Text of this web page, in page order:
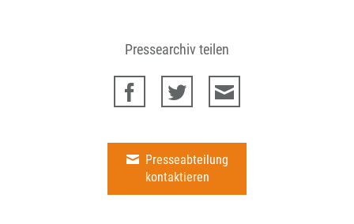
Pressearchiv teilen
Presseabteilung
kontaktieren